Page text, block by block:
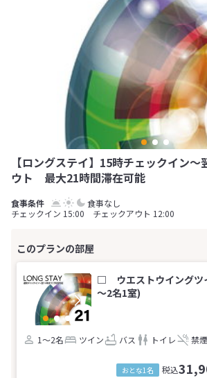
【ロングステイ】15時チェックイン
ウト 最大21時間滞在可能
食事なし
チェックイン 15:00 チェックアウト 12:00
□ ウエストウイング
～2名1室)
1～2名 ツイン バス トイレ 禁煙
おとな1名 税込